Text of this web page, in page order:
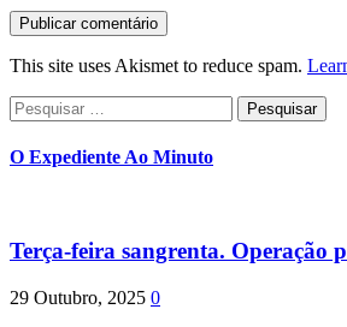
This site uses Akismet to reduce spam.
Pesquisar
por:
O Expediente Ao Minuto
Terça-feira sangrenta. Operação
29 Outubro, 2025 0